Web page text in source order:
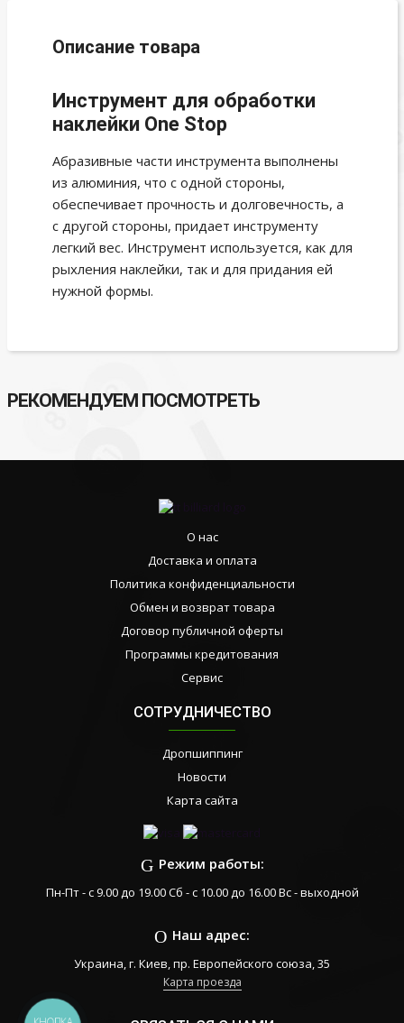
Описание товара
Инструмент для обработки
наклейки One Stop
Абразивные части инструмента выполнены
из алюминия, что с одной стороны,
обеспечивает прочность и долговечность, а
с другой стороны, придает инструменту
легкий вес. Инструмент используется, как для
рыхления наклейки, так и для придания ей
нужной формы.
РЕКОМЕНДУЕМ ПОСМОТРЕТЬ
О нас
Доставка и оплата
Политика конфиденциальности
Обмен и возврат товара
Договор публичной оферты
Программы кредитования
Сервис
СОТРУДНИЧЕСТВО
Дропшиппинг
Новости
Карта сайта
Режим работы:
Пн-Пт - с 9.00 до 19.00 Сб - с 10.00 до 16.00 Вс - выходной
Наш адрес:
Украина, г. Киев, пр. Европейского союза, 35
Карта проезда